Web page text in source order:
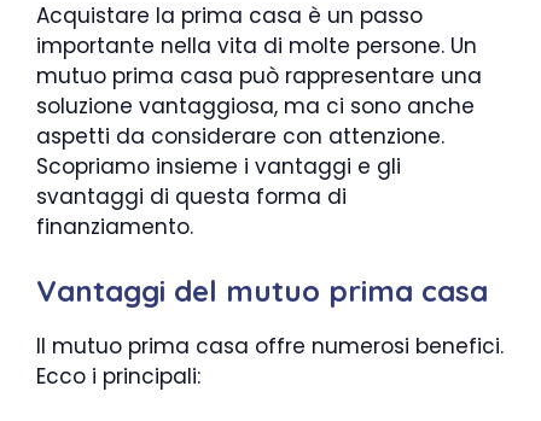
Acquistare la prima casa è un passo
importante nella vita di molte persone. Un
mutuo prima casa può rappresentare una
soluzione vantaggiosa, ma ci sono anche
aspetti da considerare con attenzione.
Scopriamo insieme i vantaggi e gli
svantaggi di questa forma di
finanziamento.
Vantaggi del mutuo prima casa
Il mutuo prima casa offre numerosi benefici.
Ecco i principali: